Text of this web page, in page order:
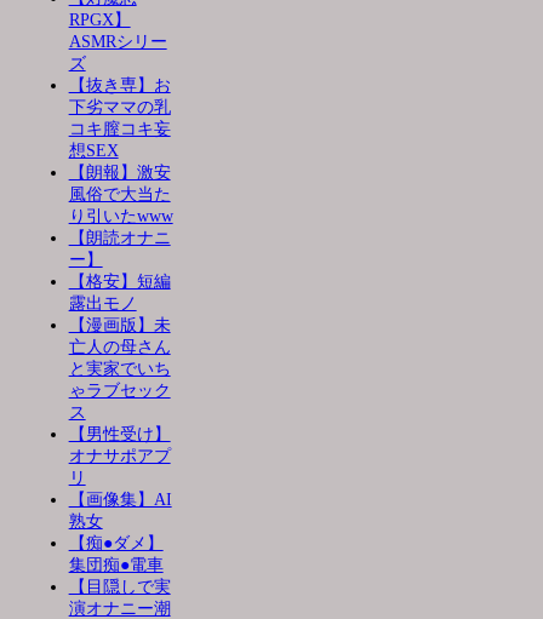
RPGX】
ASMRシリー
ズ
【抜き専】お
下劣ママの乳
コキ膣コキ妄
想SEX
【朗報】激安
風俗で大当た
り引いたwww
【朗読オナニ
ー】
【格安】短編
露出モノ
【漫画版】未
亡人の母さん
と実家でいち
ゃラブセック
ス
【男性受け】
オナサポアプ
リ
【画像集】AI
熟女
【痴●ダメ】
集団痴●電車
【目隠しで実
演オナニー潮